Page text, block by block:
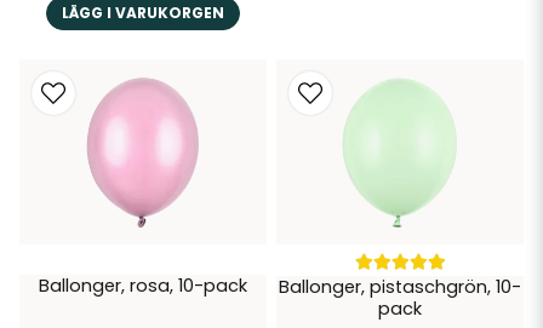
LÄGG I VARUKORGEN
Ballonger, rosa, 10-pack
Ballonger, pistaschgrön, 10-
pack